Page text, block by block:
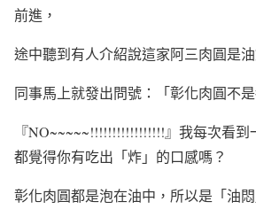
前進，
途中聽到有人介紹說這家阿三肉圓是
同事馬上就發出問號：「彰化肉圓不是
『NO~~~~~!!!!!!!!!!!!!!!!!』我每次看
都覺得你有吃出「炸」的口感嗎？
彰化肉圓都是泡在油中，所以是「油悶